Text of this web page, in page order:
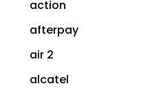
action
afterpay
air 2
alcatel